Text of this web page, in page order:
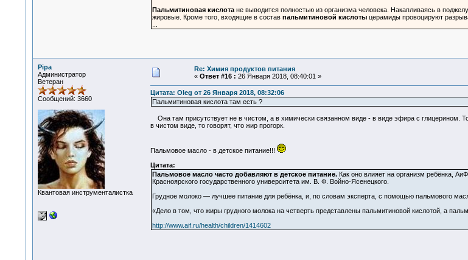
Пальмитиновая кислотане выводится полностью из организма человека. Накапливаясь в
жировые. Кроме того, входящие в состав пальмитиновой кислотыцерамиды провоцируют
Pipa
Администратор
Ветеран
Сообщений: 3660
Квантовая инструменталистка
Re: Химия продуктов питания
« Ответ #16 : 26 Января 2018, 08:40:01 »
Цитата: Oleg от 26 Января 2018, 08:32:06
Пальмитиновая кислота там есть ?
Она там присутствует не в чистом, а в химически связанном виде - в виде эфира с глицерином.
в чистом виде, то говорят, что жир прогорк.
Пальмовое масло - в детское питание!!!
Цитата:
Пальмовое масло часто добавляют в детское питание.Как оно влияет на организм ребёнка,
Красноярского государственного университета им. В. Ф. Войно-Ясенецкого.
Грудное молоко — лучшее питание для ребёнка, и, по словам эксперта, с помощью пальмового
«Дело в том, что жиры грудного молока на четверть представлены пальмитиновой кислотой, а
http://www.aif.ru/health/children/1414602